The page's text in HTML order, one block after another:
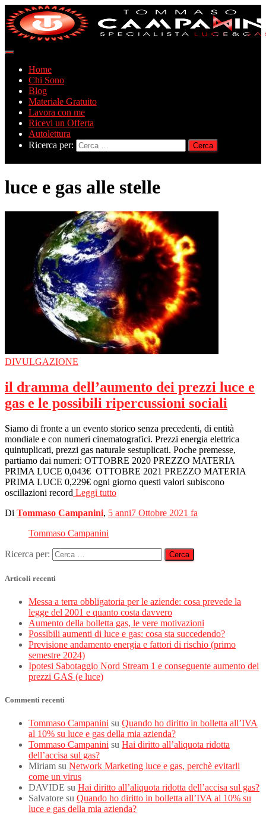
Navigazione
toggleHome
Chi Sono
Blog
Materiale Gratuito
Lavora con me
Ricevi un Offerta
Autolettura
Ricerca per:
luce e gas alle stelle
DIVULGAZIONE
il dramma dell’aumento dei prezzi luce e
gas e le possibili ripercussioni sociali
Siamo di fronte a un evento storico senza precedenti, di entità
mondiale e con numeri cinematografici. Prezzi energia elettrica
quintuplicati, prezzi gas naturale sestuplicati. Poche premesse,
partiamo dai numeri: OTTOBRE 2020 PREZZO MATERIA
PRIMA LUCE 0,043€ OTTOBRE 2021 PREZZO MATERIA
PRIMA LUCE 0,229€ ogni giorno questi valori subiscono
oscillazioni record Leggi tutto
Di Tommaso Campanini, 5 anni7 Ottobre 2021 fa
Tommaso Campanini
Ricerca per:
Articoli recenti
Messa a terra obbligatoria per le aziende: cosa prevede la
legge del 2001 e quanto costa davvero
Aumento della bolletta gas, le vere motivazioni
Possibili aumenti di luce e gas: cosa sta succedendo?
Previsione andamento energia e fattori di rischio (primo
semestre 2024)
Ipotesi Sabotaggio Nord Stream 1 e conseguente aumento dei
prezzi GAS (e luce)
Commenti recenti
Tommaso Campanini su Quando ho diritto in bolletta all’IVA
al 10% su luce e gas della mia azienda?
Tommaso Campanini su Hai diritto all’aliquota ridotta
dell’accisa sul gas?
Miriam su Network Marketing luce e gas, perchè evitarli
come un virus
DAVIDE su Hai diritto all’aliquota ridotta dell’accisa sul gas?
Salvatore su Quando ho diritto in bolletta all’IVA al 10% su
luce e gas della mia azienda?